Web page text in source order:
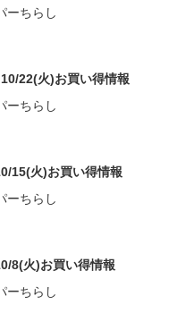
ーちらし
22(火)お買い得情報
ーちらし
15(火)お買い得情報
ーちらし
8(火)お買い得情報
ーちらし